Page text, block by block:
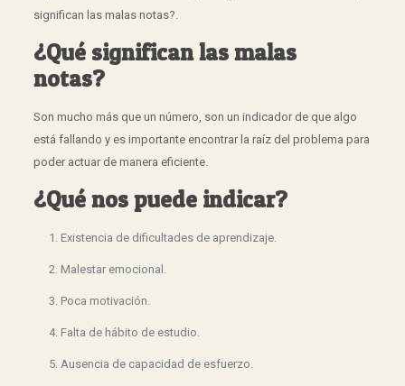
significan las malas notas?.
¿Qué significan las malas
notas?
Son mucho más que un número, son un indicador de que algo
está fallando y es importante encontrar la raíz del problema para
poder actuar de manera eficiente.
¿Qué nos puede indicar?
Existencia de dificultades de aprendizaje.
Malestar emocional.
Poca motivación.
Falta de hábito de estudio.
Ausencia de capacidad de esfuerzo.